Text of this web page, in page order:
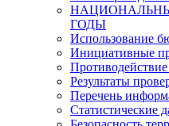
ГОДЫ
Использование
Инициативные
Результаты
Перечень
Статистические